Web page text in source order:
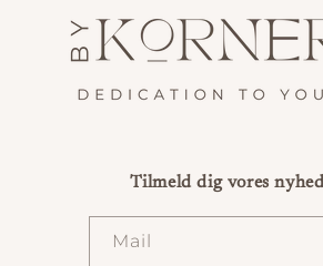
Tilmeld dig vores
Mail